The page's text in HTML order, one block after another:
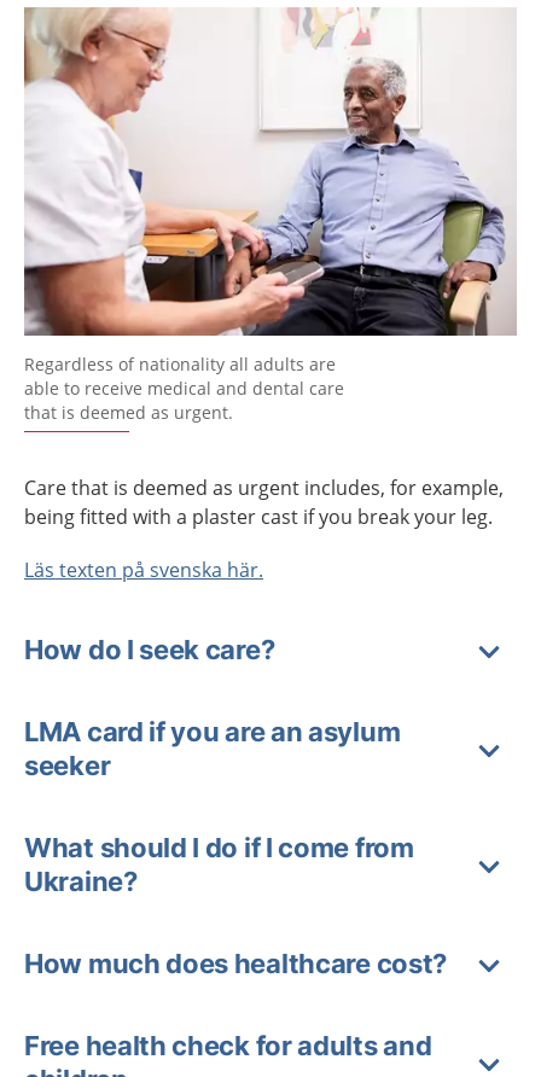
Regardless of nationality all adults are
able to receive medical and dental care
that is deemed as urgent.
Care that is deemed as urgent includes, for example,
being fitted with a plaster cast if you break your leg.
Läs texten på svenska här.
How do I seek care?
LMA card if you are an asylum
seeker
What should I do if I come from
Ukraine?
How much does healthcare cost?
Free health check for adults and